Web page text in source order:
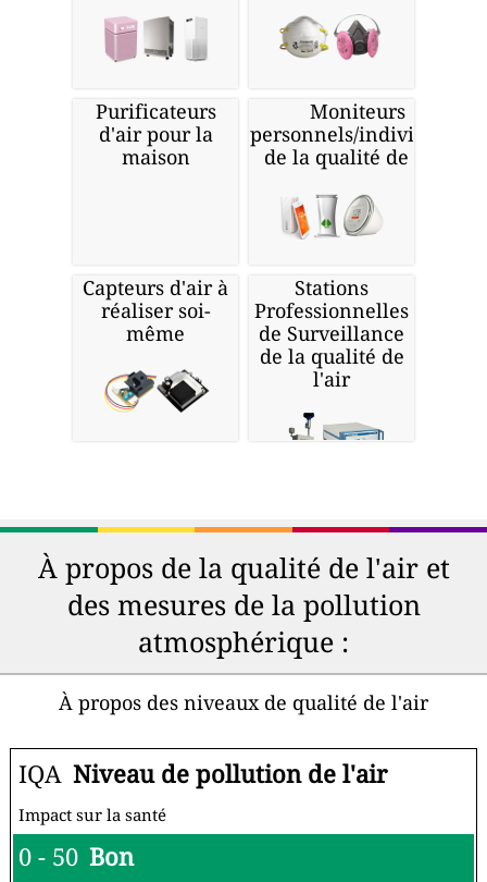
Purificateurs
d'air pour la
maison
Moniteurs
personnels/individuels
de la qualité de l'air
Capteurs d'air à
réaliser soi-
même
Stations
Professionnelles
de Surveillance
de la qualité de
l'air
À propos de la qualité de l'air et
des mesures de la pollution
atmosphérique :
À propos des niveaux de qualité de l'air
IQA Niveau de pollution de l'air
Impact sur la santé
0 - 50 Bon